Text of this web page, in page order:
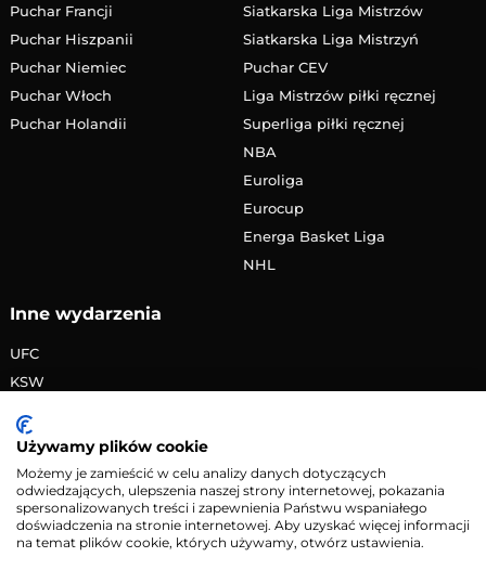
Puchar Francji
Puchar Hiszpanii
Puchar Niemiec
Puchar Włoch
Puchar Holandii
Siatkarska Liga Mistrzów
Siatkarska Liga Mistrzyń
Puchar CEV
Liga Mistrzów piłki ręcznej
Superliga piłki ręcznej
NBA
Euroliga
Eurocup
Energa Basket Liga
NHL
Inne wydarzenia
UFC
KSW
PRIME MMA
Żużlowa Ekstraliga
Speedway Grand Prix
Skoki narciarskie
Używamy plików cookie
Możemy je zamieścić w celu analizy danych dotyczących
odwiedzających, ulepszenia naszej strony internetowej, pokazania
spersonalizowanych treści i zapewnienia Państwu wspaniałego
doświadczenia na stronie internetowej. Aby uzyskać więcej informacji
na temat plików cookie, których używamy, otwórz ustawienia.